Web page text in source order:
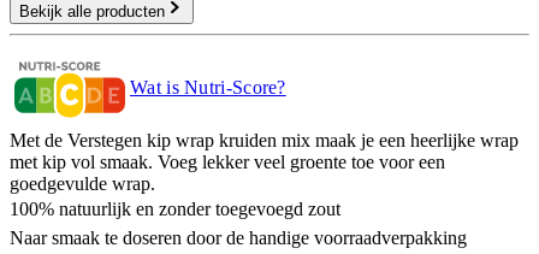
Bekijk alle producten
Wat is Nutri-Score?
Met de Verstegen kip wrap kruiden mix maak je een heerlijke wrap
met kip vol smaak. Voeg lekker veel groente toe voor een
goedgevulde wrap.
100% natuurlijk en zonder toegevoegd zout
Naar smaak te doseren door de handige voorraadverpakking